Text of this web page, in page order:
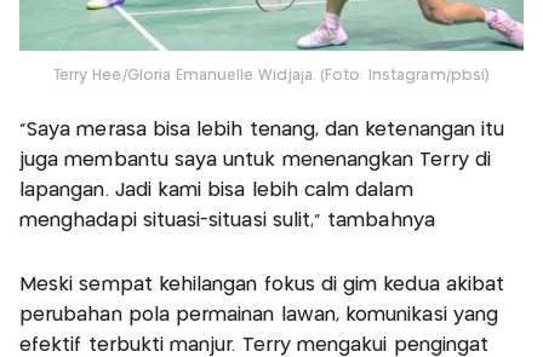
Terry Hee/Gloria Emanuelle Widjaja. (Foto: Instagram/pbsi)
“Saya merasa bisa lebih tenang, dan ketenangan itu
juga membantu saya untuk menenangkan Terry di
lapangan. Jadi kami bisa lebih calm dalam
menghadapi situasi-situasi sulit,” tambahnya
Meski sempat kehilangan fokus di gim kedua akibat
perubahan pola permainan lawan, komunikasi yang
efektif terbukti manjur. Terry mengakui pengingat